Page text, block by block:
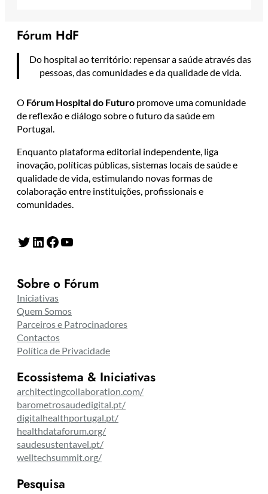
Fórum HdF
Do hospital ao território: repensar a saúde através das
pessoas, das comunidades e da qualidade de vida.
O Fórum Hospital do Futuro promove uma comunidade
de reflexão e diálogo sobre o futuro da saúde em
Portugal.
Enquanto plataforma editorial independente, liga
inovação, políticas públicas, sistemas locais de saúde e
qualidade de vida, estimulando novas formas de
colaboração entre instituições, profissionais e
comunidades.
Twitter LinkedIn Facebook YouTube
Sobre o Fórum
Iniciativas
Quem Somos
Parceiros e Patrocinadores
Contactos
Política de Privacidade
Ecossistema & Iniciativas
architectingcollaboration.com/
barometrosaudedigital.pt/
digitalhealthportugal.pt/
healthdataforum.org/
saudesustentavel.pt/
welltechsummit.org/
Pesquisa